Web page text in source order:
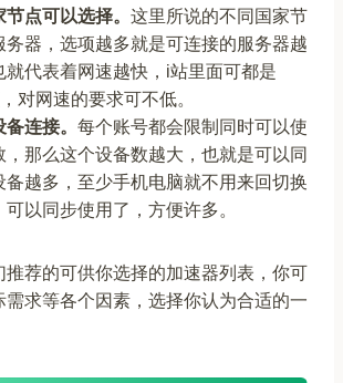
点可以选择。 这里所说的不同国家节
务器，选项越多就是可连接的服务器越
就代表着网速越快，i站里面可都是
对网速的要求可不低。
连接。 每个账号都会限制同时可以使
，那么这个设备数越大，也就是可以同
备越多，至少手机电脑就不用来回切换
以同步使用了，方便许多。
推荐的可供你选择的加速器列表，你可
需求等各个因素，选择你认为合适的一